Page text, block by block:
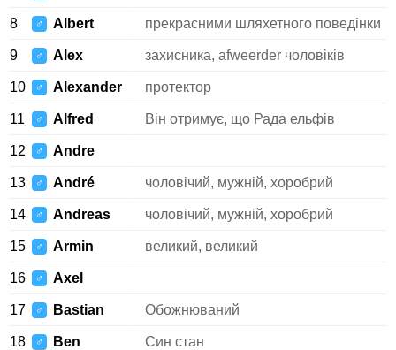
8 ♂ Albert прекрасними шляхетного поведінки
9 ♂ Alex захисника, afweerder чоловіків
10 ♂ Alexander протектор
11 ♂ Alfred Він отримує, що Рада ельфів
12 ♂ Andre
13 ♂ André чоловічий, мужній, хоробрий
14 ♂ Andreas чоловічий, мужній, хоробрий
15 ♂ Armin великий, великий
16 ♂ Axel
17 ♂ Bastian Обожнюваний
18 ♂ Ben Син стан